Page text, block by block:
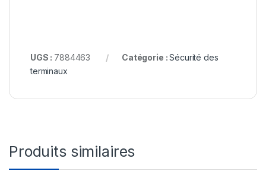
UGS : 7884463 Catégorie :Sécurité des
terminaux
Produits similaires